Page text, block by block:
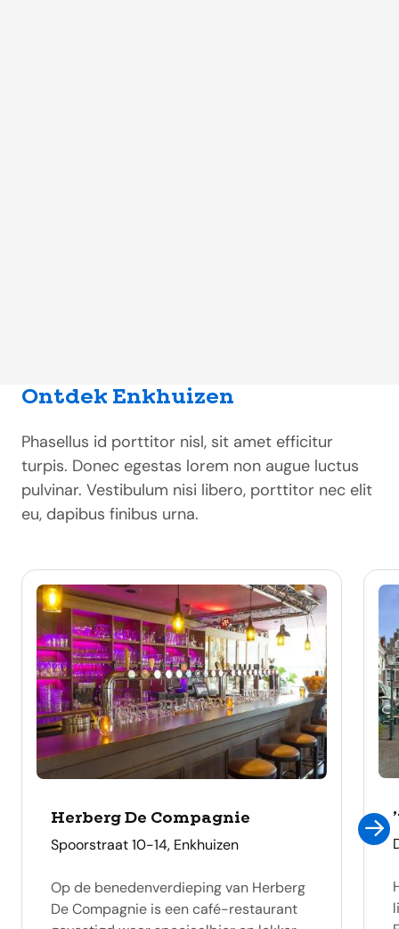
Ontdek Enkhuizen
Phasellus id porttitor nisl, sit amet efficitur
turpis. Donec egestas lorem non augue luctus
pulvinar. Vestibulum nisi libero, porttitor nec elit
eu, dapibus finibus urna.
Herberg De Compagnie
adres
Spoorstraat 10-14, Enkhuizen
Op de benedenverdieping van Herberg
De Compagnie is een café-restaurant